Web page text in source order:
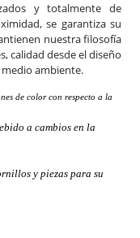
y totalmente de
se garantiza su
nuestra filosofía
calidad desde el diseño
ambiente.
de color con respecto a la
a cambios en la
y piezas para su